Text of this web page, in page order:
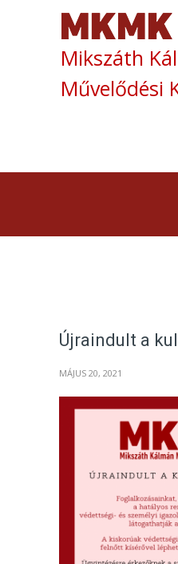
Mikszáth
Művelődési
Újraindult a
MÁJUS 20, 2021